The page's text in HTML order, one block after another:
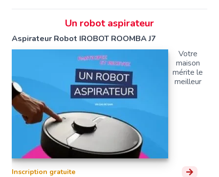
Un robot aspirateur
Aspirateur Robot IROBOT ROOMBA J7
Votre
maison
mérite le
meilleur
Inscription gratuite